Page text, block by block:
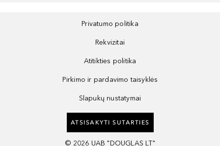
Privatumo politika
Rekvizitai
Atitikties politika
Pirkimo ir pardavimo taisyklės
Slapukų nustatymai
ATSISAKYTI SUTARTIES
© 2026 UAB "DOUGLAS LT"